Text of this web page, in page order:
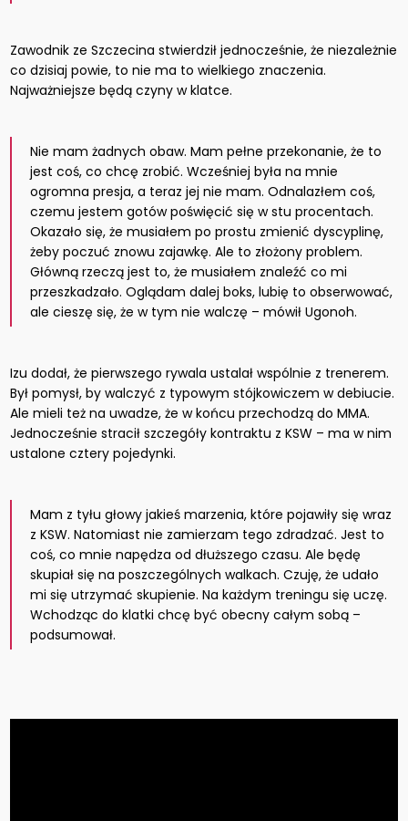
Zawodnik ze Szczecina stwierdził jednocześnie, że niezależnie
co dzisiaj powie, to nie ma to wielkiego znaczenia.
Najważniejsze będą czyny w klatce.
Nie mam żadnych obaw. Mam pełne przekonanie, że to
jest coś, co chcę zrobić. Wcześniej była na mnie
ogromna presja, a teraz jej nie mam. Odnalazłem coś,
czemu jestem gotów poświęcić się w stu procentach.
Okazało się, że musiałem po prostu zmienić dyscyplinę,
żeby poczuć znowu zajawkę. Ale to złożony problem.
Główną rzeczą jest to, że musiałem znaleźć co mi
przeszkadzało. Oglądam dalej boks, lubię to obserwować,
ale cieszę się, że w tym nie walczę – mówił Ugonoh.
Izu dodał, że pierwszego rywala ustalał wspólnie z trenerem.
Był pomysł, by walczyć z typowym stójkowiczem w debiucie.
Ale mieli też na uwadze, że w końcu przechodzą do MMA.
Jednocześnie stracił szczegóły kontraktu z KSW – ma w nim
ustalone cztery pojedynki.
Mam z tyłu głowy jakieś marzenia, które pojawiły się wraz
z KSW. Natomiast nie zamierzam tego zdradzać. Jest to
coś, co mnie napędza od dłuższego czasu. Ale będę
skupiał się na poszczególnych walkach. Czuję, że udało
mi się utrzymać skupienie. Na każdym treningu się uczę.
Wchodząc do klatki chcę być obecny całym sobą –
podsumował.